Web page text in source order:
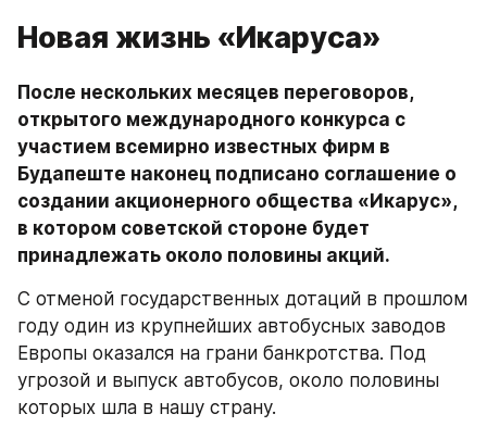
Новая жизнь «Икаруса»
После нескольких месяцев переговоров,
открытого международного конкурса с
участием всемирно известных фирм в
Будапеште наконец подписано соглашение о
создании акционерного общества «Икарус»,
в котором советской стороне будет
принадлежать около половины акций.
С отменой государственных дотаций в прошлом
году один из крупнейших автобусных заводов
Европы оказался на грани банкротства. Под
угрозой и выпуск автобусов, около половины
которых шла в нашу страну.